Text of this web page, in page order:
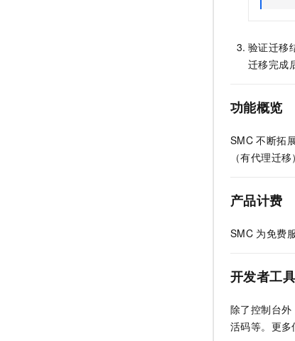
验证迁移
迁移完成
功能概览
SMC 不断拓
（有代理迁
产品计费
SMC 为免费
开发者工具
除了控制台外
活码等。更